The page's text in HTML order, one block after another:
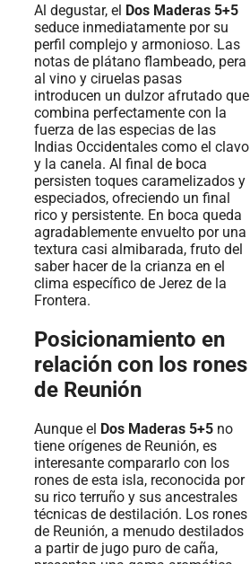
Al degustar, el Dos Maderas 5+5
seduce inmediatamente por su
perfil complejo y armonioso. Las
notas de plátano flambeado, pera
al vino y ciruelas pasas
introducen un dulzor afrutado que
combina perfectamente con la
fuerza de las especias de las
Indias Occidentales como el clavo
y la canela. Al final de boca
persisten toques caramelizados y
especiados, ofreciendo un final
rico y persistente. En boca queda
agradablemente envuelto por una
textura casi almibarada, fruto del
saber hacer de la crianza en el
clima específico de Jerez de la
Frontera.
Posicionamiento en
relación con los rones
de Reunión
Aunque el Dos Maderas 5+5 no
tiene orígenes de Reunión, es
interesante compararlo con los
rones de esta isla, reconocida por
su rico terruño y sus ancestrales
técnicas de destilación. Los rones
de Reunión, a menudo destilados
a partir de jugo puro de caña,